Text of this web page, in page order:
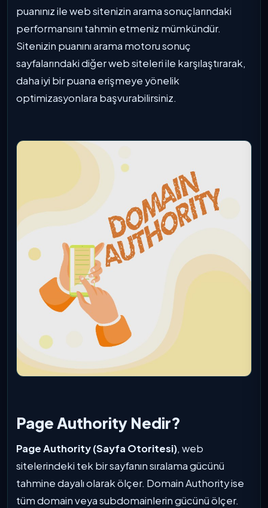
puanınız ile web sitenizin arama sonuçlarındaki
performansını tahmin etmeniz mümkündür.
Sitenizin puanını arama motoru sonuç
sayfalarındaki diğer web siteleri ile karşılaştırarak,
daha iyi bir puana erişmeye yönelik
optimizasyonlara başvurabilirsiniz.
Page Authority Nedir?
Page Authority (Sayfa Otoritesi), web
sitelerindeki tek bir sayfanın sıralama gücünü
tahmine dayalı olarak ölçer. Domain Authority ise
tüm domain veya subdomainlerin gücünü ölçer.